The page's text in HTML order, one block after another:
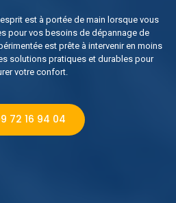
est à portée de main lorsque vous
pour vos besoins de dépannage de
est prête à intervenir en moins
solutions pratiques et durables pour
votre confort.
72 16 94 04